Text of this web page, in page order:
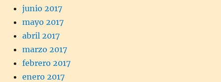
junio 2017
mayo 2017
abril 2017
marzo 2017
febrero 2017
enero 2017